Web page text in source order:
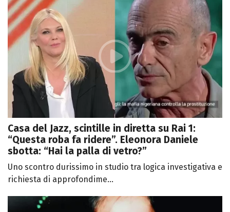
Casa del Jazz, scintille in diretta su Rai 1:
“Questa roba fa ridere”. Eleonora Daniele
sbotta: “Hai la palla di vetro?”
Uno scontro durissimo in studio tra logica investigativa e
richiesta di approfondime...